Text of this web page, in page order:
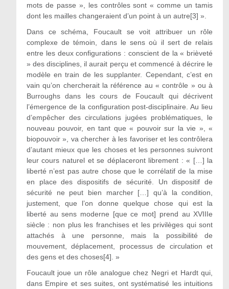
mots de passe », les contrôles sont « comme un tamis
dont les mailles changeraient d’un point à un autre[3] ».
Dans ce schéma, Foucault se voit attribuer un rôle
complexe de témoin, dans le sens où il sert de relais
entre les deux configurations : conscient de la « brièveté
» des disciplines, il aurait perçu et commencé à décrire le
modèle en train de les supplanter. Cependant, c’est en
vain qu’on chercherait la référence au « contrôle » ou à
Burroughs dans les cours de Foucault qui décrivent
l’émergence de la configuration post-disciplinaire. Au lieu
d’empêcher des circulations jugées problématiques, le
nouveau pouvoir, en tant que « pouvoir sur la vie », «
biopouvoir », va chercher à les favoriser et les contrôlera
d’autant mieux que les choses et les personnes suivront
leur cours naturel et se déplaceront librement : « […] la
liberté n’est pas autre chose que le corrélatif de la mise
en place des dispositifs de sécurité. Un dispositif de
sécurité ne peut bien marcher […] qu’à la condition,
justement, que l’on donne quelque chose qui est la
liberté au sens moderne [que ce mot] prend au XVIIIe
siècle : non plus les franchises et les privilèges qui sont
attachés à une personne, mais la possibilité de
mouvement, déplacement, processus de circulation et
des gens et des choses[4]. »
Foucault joue un rôle analogue chez Negri et Hardt qui,
dans Empire et ses suites, ont systématisé les intuitions